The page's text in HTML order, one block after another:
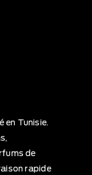
en Tunisie.
de
rapide